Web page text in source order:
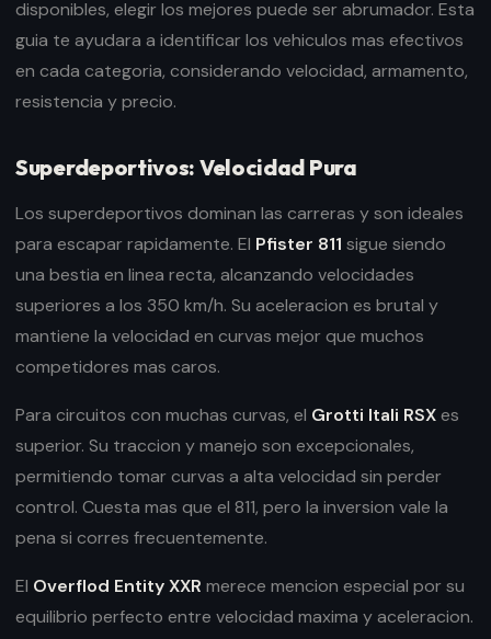
disponibles, elegir los mejores puede ser abrumador. Esta
guia te ayudara a identificar los vehiculos mas efectivos
en cada categoria, considerando velocidad, armamento,
resistencia y precio.
Superdeportivos: Velocidad Pura
Los superdeportivos dominan las carreras y son ideales
para escapar rapidamente. El Pfister 811 sigue siendo
una bestia en linea recta, alcanzando velocidades
superiores a los 350 km/h. Su aceleracion es brutal y
mantiene la velocidad en curvas mejor que muchos
competidores mas caros.
Para circuitos con muchas curvas, el Grotti Itali RSXes
superior. Su traccion y manejo son excepcionales,
permitiendo tomar curvas a alta velocidad sin perder
control. Cuesta mas que el 811, pero la inversion vale la
pena si corres frecuentemente.
El Overflod Entity XXR merece mencion especial por su
equilibrio perfecto entre velocidad maxima y aceleracion.